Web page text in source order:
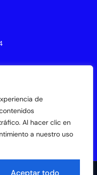
de
Al hacer clic en
a nuestro uso
Aceptar todo
7:00 PM